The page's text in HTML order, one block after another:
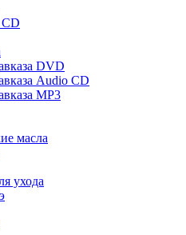
DVD
Audio CD
MP3
масла
ухода